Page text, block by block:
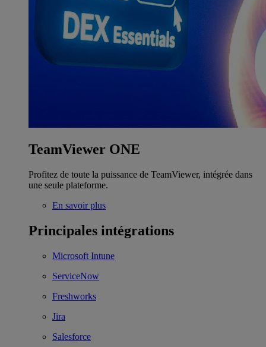
TeamViewer ONE
Profitez de toute la puissance de TeamViewer, intégrée dans
une seule plateforme.
En savoir plus
Principales intégrations
Microsoft Intune
ServiceNow
Freshworks
Jira
Salesforce